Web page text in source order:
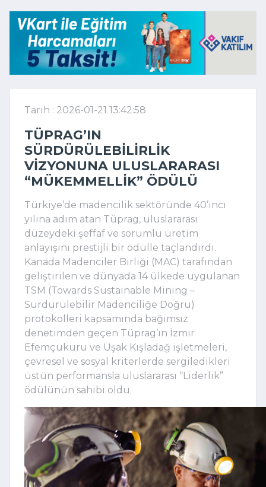
Tarih : 2026-01-21 13:42:58
TÜPRAG’IN
SÜRDÜRÜLEBILIRLIK
VIZYONUNA ULUSLARARASI
“MÜKEMMELLIK” ÖDÜLÜ
Türkiye’de madencilik sektöründe 40’ıncı
yılına adım atan Tüprag, uluslararası
düzeydeki şeffaf ve sorumlu üretim
anlayışını prestijli bir ödülle taçlandırdı.
Kanada Madenciler Birliği (MAC) tarafından
geliştirilen ve dünyada 14 ülkede uygulanan
TSM (Towards Sustainable Mining –
Sürdürülebilir Madenciliğe Doğru)
protokolleri kapsamında bağımsız
denetimden geçen Tüprag’ın İzmir
Efemçukuru ve Uşak Kışladağ işletmeleri,
çevresel ve sosyal kriterlerde sergiledikleri
üstün performansla uluslararası “Liderlik”
ödülünün sahibi oldu.